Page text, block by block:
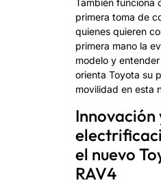
primera toma de
quienes quieren
primera mano la
modelo y
orienta Toyota su
movilidad en esta
Innovación
el nuevo
RAV4